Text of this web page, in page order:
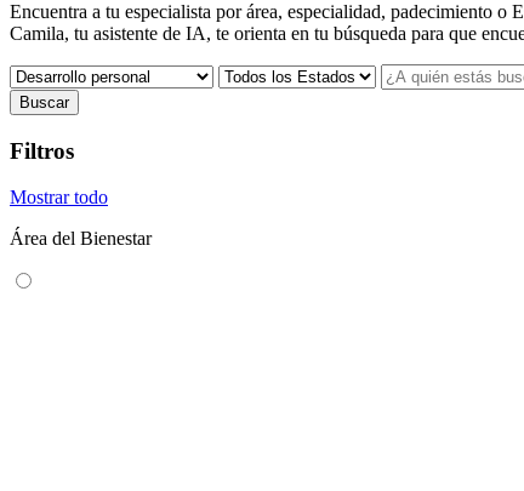
Encuentra a tu especialista por área, especialidad, padecimiento o
Camila, tu asistente de IA, te orienta en tu búsqueda para que
Buscar
Filtros
Mostrar todo
Área del Bienestar